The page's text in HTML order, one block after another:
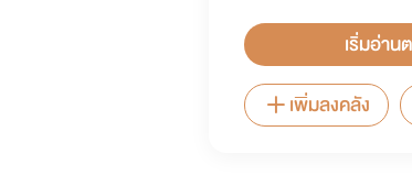
เริ่มอ่า
เพิ่มลงคลัง